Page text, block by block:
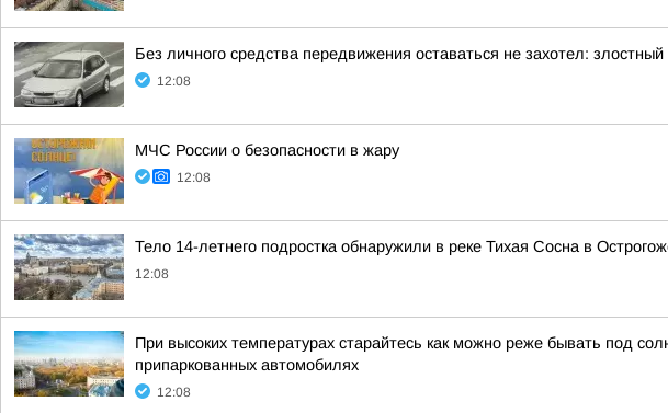
Без личного средства передвижения оставаться не захотел:
12:08
МЧС России о безопасности в жару
12:08
Тело 14-летнего подростка обнаружили в реке Тихая Сосна в
12:08
При высоких температурах старайтесь как можно реже бывать под
припаркованных автомобилях
12:08